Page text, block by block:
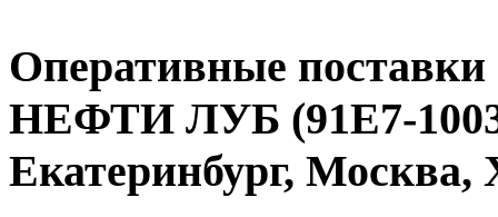
Оперативные
НЕФТИ ЛУБ (91E7-
Екатеринбург,